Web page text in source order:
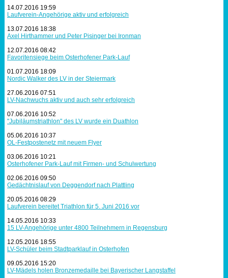
14.07.2016 19:59
Laufverein-Angehörige aktiv und erfolgreich
13.07.2016 18:38
Axel Hirthammer und Peter Pisinger bei Ironman
12.07.2016 08:42
Favoritensiege beim Osterhofener Park-Lauf
01.07.2016 18:09
Nordic Walker des LV in der Steiermark
27.06.2016 07:51
LV-Nachwuchs aktiv und auch sehr erfolgreich
07.06.2016 10:52
"Jubiläumstriathlon" des LV wurde ein Duathlon
05.06.2016 10:37
OL-Festpostenetz mit neuem Flyer
03.06.2016 10:21
Osterhofener Park-Lauf mit Firmen- und Schulwertung
02.06.2016 09:50
Gedächtnislauf von Deggendorf nach Plattling
20.05.2016 08:29
Laufverein bereitet Triathlon für 5. Juni 2016 vor
14.05.2016 10:33
15 LV-Angehörige unter 4800 Teilnehmern in Regensburg
12.05.2016 18:55
LV-Schüler beim Stadtparklauf in Osterhofen
09.05.2016 15:20
LV-Mädels holen Bronzemedaille bei Bayerischer Langstaffel